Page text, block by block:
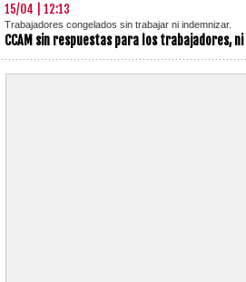
15/04 | 12:13
Trabajadores congelados sin trabajar ni indemnizar.
CCAM sin respuestas para los trabajadores,